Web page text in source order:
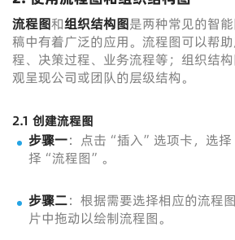
流程图和组织结构图是两种常见的智
稿中有着广泛的应用。流程图可以帮
程、决策过程、业务流程等；组织结
观呈现公司或团队的层级结构。
2.1 创建流程图
步骤一：点击“插入”选项卡，选
择“流程图”。
步骤二：根据需要选择相应的流程
片中拖动以绘制流程图。